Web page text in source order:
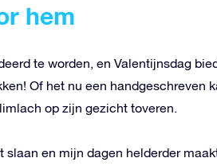
hem
te worden, en Valentijnsdag
Of het nu een handgeschreven
op zijn gezicht toveren.
en mijn dagen helderder